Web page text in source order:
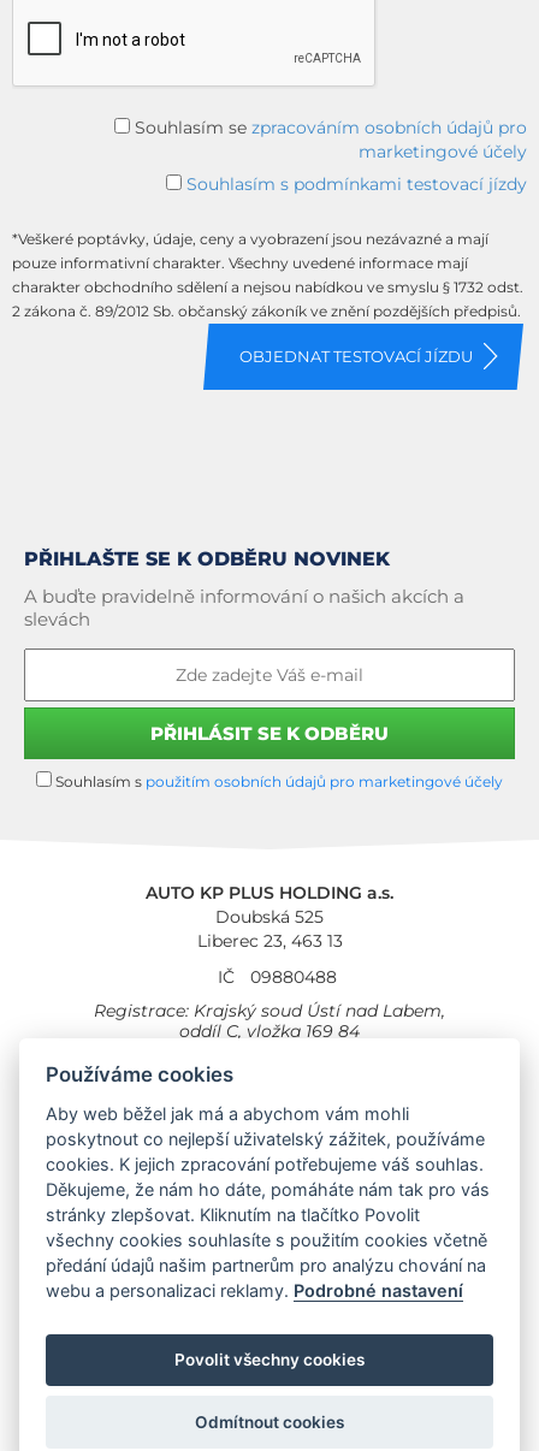
Souhlasím se zpracováním osobních údajů pro
marketingové účely
Souhlasím s podmínkami testovací jízdy
*Veškeré poptávky, údaje, ceny a vyobrazení jsou nezávazné a mají
pouze informativní charakter. Všechny uvedené informace mají
charakter obchodního sdělení a nejsou nabídkou ve smyslu § 1732 odst.
2 zákona č. 89/2012 Sb. občanský zákoník ve znění pozdějších předpisů.
PŘIHLAŠTE SE K ODBĚRU NOVINEK
A buďte pravidelně informování o našich akcích a
slevách
Souhlasím s použitím osobních údajů pro marketingové účely
AUTO KP PLUS HOLDING a.s.
Doubská 525
Liberec 23, 463 13
IČ
09880488
Registrace: Krajský soud Ústí nad Labem,
oddíl C, vložka 169 84
Cookies Všeobecné obchodní podmínky
Provozovna Toyota
Londýnská 558
Liberec, 460 01
Provozovna Toyota Professional
Doubská 660,
Liberec 463 12
Auto KP Plus:
Toyota Opel Jeep Hyundai
Používáme cookies
Aby web běžel jak má a abychom vám mohli
poskytnout co nejlepší uživatelský zážitek, používáme
cookies. K jejich zpracování potřebujeme váš souhlas.
Děkujeme, že nám ho dáte, pomáháte nám tak pro vás
stránky zlepšovat. Kliknutím na tlačítko Povolit
všechny cookies souhlasíte s použitím cookies včetně
předání údajů našim partnerům pro analýzu chování na
webu a personalizaci reklamy. Podrobné nastavení
Povolit všechny cookies
Odmítnout cookies